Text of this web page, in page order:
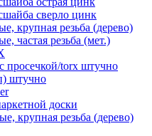
сверло цинк
крупная резьба (дерево)
частая резьба (мет.)
просечкой/torx штучно
штучно
доски
крупная резьба (дерево)